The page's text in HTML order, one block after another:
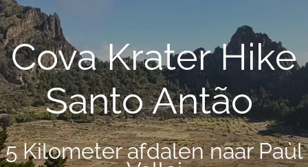
Cova Krater Hike
Santo Antão
5 Kilometer afdalen naar Paùl